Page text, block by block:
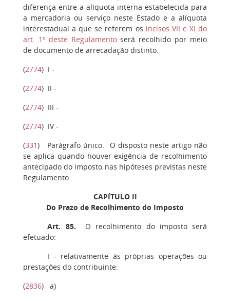
diferença entre a alíquota interna estabelecida para
a mercadoria ou serviço neste Estado e a alíquota
interestadual a que se referem os incisos VII e XI do
art. 1º deste Regulamentoserá recolhido por meio
de documento de arrecadação distinto.
(2774) I -
(2774) II -
(2774) III -
(2774) IV-
(331) Parágrafo único. O disposto neste artigo não
se aplica quando houver exigência de recolhimento
antecipado do imposto nas hipóteses previstas neste
Regulamento.
CAPÍTULO II
Do Prazo de Recolhimento do Imposto
Art. 85. O recolhimento do imposto será
efetuado:
I - relativamente às próprias operações ou
prestações do contribuinte:
(2836) a)